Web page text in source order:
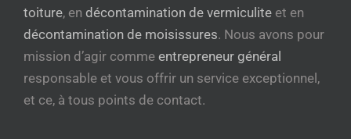
toiture, en décontamination de vermiculite et en
décontamination de moisissures. Nous avons pour
mission d’agir comme entrepreneur général
responsable et vous offrir un service exceptionnel,
et ce, à tous points de contact.